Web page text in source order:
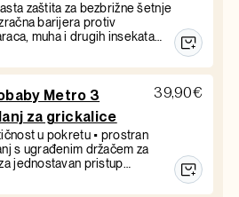
zaštita za bezbrižne šetnje
barijera protiv
muha i drugih insekata…
Metro 3
za grickalice
39,90€
u pokretu • prostran
s ugrađenim držačem za
jednostavan pristup…